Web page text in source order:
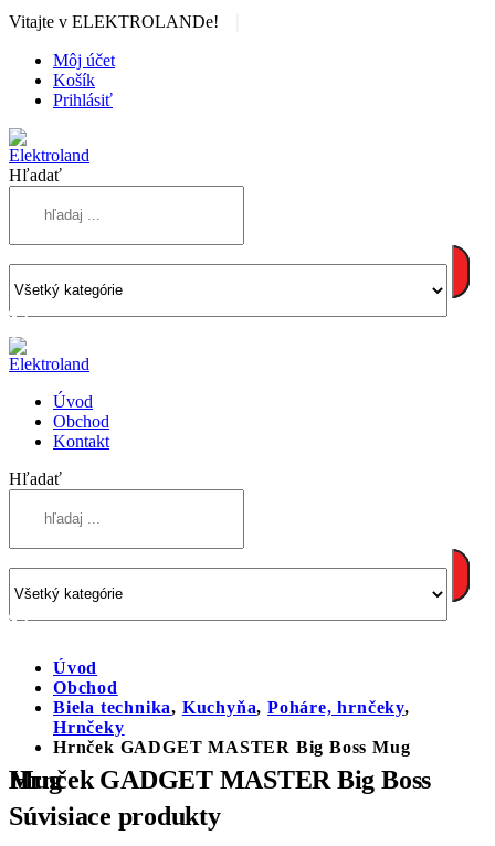
Vitajte v ELEKTROLANDe!
Môj účet
Košík
Prihlásiť
Hľadať
Úvod
Obchod
Kontakt
Hľadať
Úvod
Obchod
Biela technika, Kuchyňa,Poháre, hrnčeky,
Hrnčeky
Hrnček GADGET MASTER Big Boss Mug
Hrnček GADGET MASTER Big Boss Mug
Súvisiace produkty